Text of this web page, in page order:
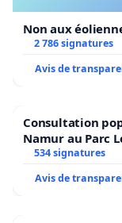
Non aux
2 786 signatures
Avis de
Consultation
Namur au Parc
534 signatures
Avis de